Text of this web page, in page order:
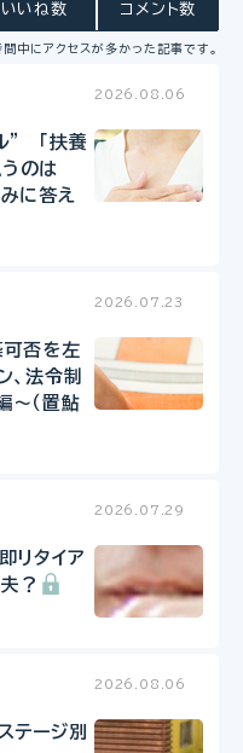
いいね数 コメント数
中にアクセスが多かった記事です。
2026.08.06
” 「扶養
のは
に答え
2026.07.23
可否を左
、法令制
～（置鮎
2026.07.29
リタイア
？
2026.08.06
テージ別